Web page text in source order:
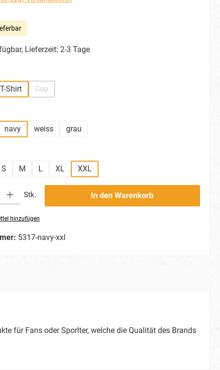
Lieferzeit: 2-3 Tage
ist zurzeit nicht verfügbar.)
T-Shirt Cap
(Diese Option ist zurzeit nicht verfügbar.)
navy weiss grau
ist zurzeit nicht verfügbar.)
S M L XL XXL
Stk. In den Warenkorb
hinzufügen
5317-navy-xxl
für Fans oder Sporlter, welche die Qualität des Brands